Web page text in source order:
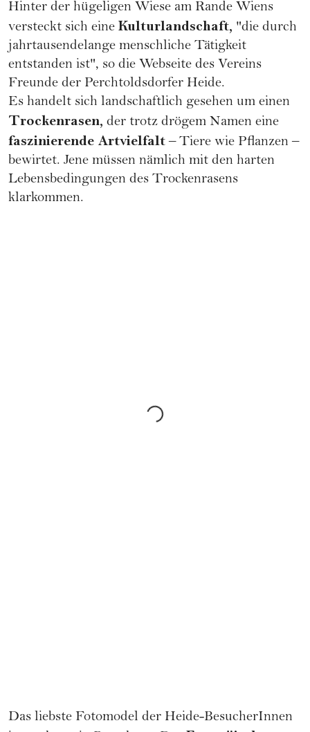
Hinter der hügeligen Wiese am Rande Wiens
versteckt sich eine Kulturlandschaft, "die durch
jahrtausendelange menschliche Tätigkeit
entstanden ist", so die Webseite des Vereins
Freunde der Perchtoldsdorfer Heide.
Es handelt sich landschaftlich gesehen um einen
Trockenrasen, der trotz drögem Namen eine
faszinierende Artvielfalt– Tiere wie Pflanzen –
bewirtet. Jene müssen nämlich mit den harten
Lebensbedingungen des Trockenrasens
klarkommen.
Das liebste Fotomodel der Heide-BesucherInnen